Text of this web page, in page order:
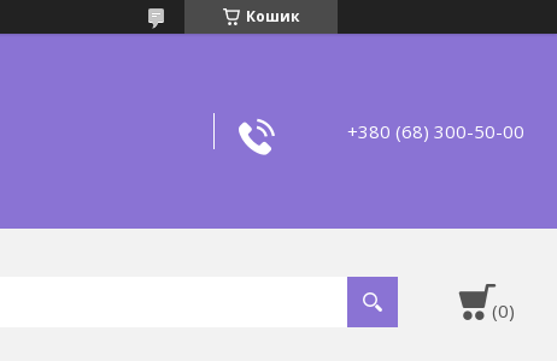
Кошик
+380 (68) 300-50-00